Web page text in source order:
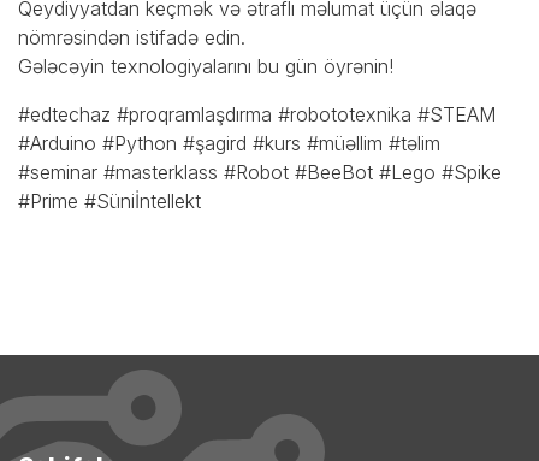
Qeydiyyatdan keçmək və ətraflı məlumat üçün əlaqə
nömrəsindən istifadə edin.
Gələcəyin texnologiyalarını bu gün öyrənin!
#edtechaz #proqramlaşdırma #robototexnika #STEAM
#Arduino #Python #şagird #kurs #müəllim #təlim
#seminar #masterklass #Robot #BeeBot #Lego #Spike
#Prime #Süniİntellekt